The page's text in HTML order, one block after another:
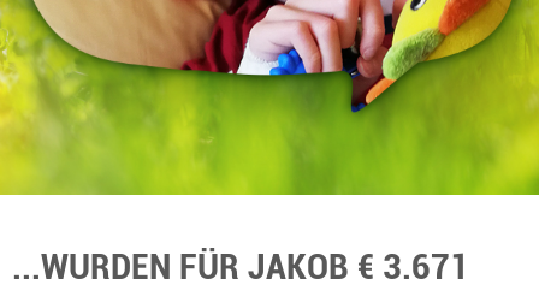
...WURDEN FÜR JAKOB € 3.671